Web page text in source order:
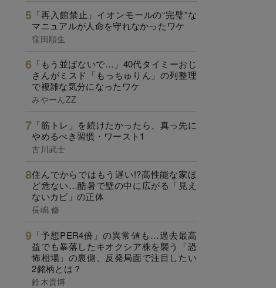
「再入館禁止」イオンモールの“完璧”な
マニュアルが人命を守れなかったワケ
窪田順生
「もう並ばないで…」40代タイミーおじ
さんがミスド「もっちゅりん」の列整理
で複雑な気分になったワケ
みやーんZZ
「筋トレ」を続けたかったら、真っ先に
やめるべき習慣・ワースト1
古川武士
住んでからではもう遅い!?高性能な家ほ
ど危ない…酷暑で壁の中に広がる「見え
ないカビ」の正体
長嶋 修
「予想PER4倍」の異常値も…過去最高
益でも暴落したキオクシア株を襲う「恐
怖相場」の裏側、反発局面で注目したい
2銘柄とは？
鈴木貴博